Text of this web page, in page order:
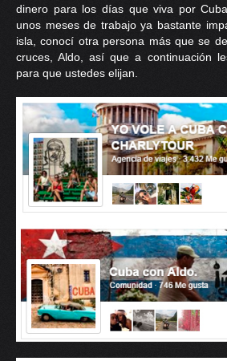
dinero para los días que viva por
unos meses de trabajo ya bastante
isla, conocí otra persona más que se
cruces, Aldo, así que a continuación
para que ustedes elijan.